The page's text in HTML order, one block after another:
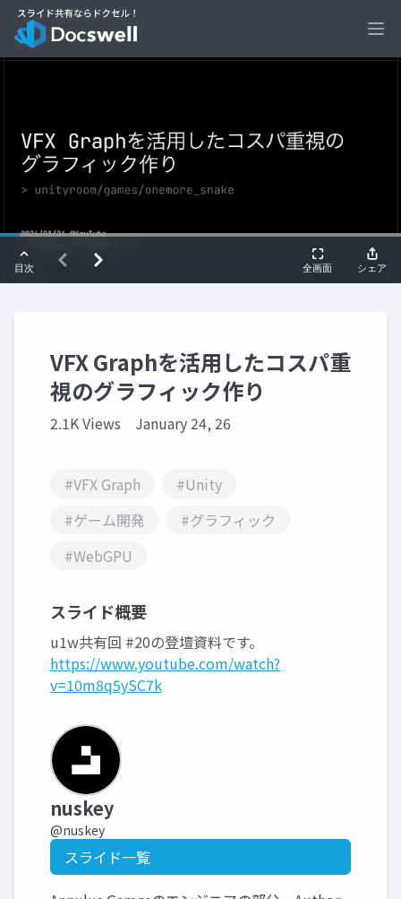
VFX Graphを活用したコスパ重
視のグラフィック作り
2.1K Views January 24, 26
#VFX Graph
#Unity
#ゲーム開発
#グラフィック
#WebGPU
スライド概要
u1w共有回 #20の登壇資料です。
https://www.youtube.com/watch?
v=10m8q5ySC7k
nuskey
@nuskey
スライド一覧